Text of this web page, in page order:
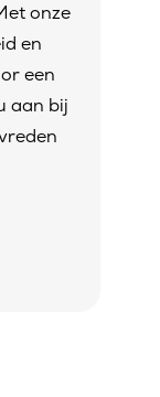
onze
en
een
aan bij